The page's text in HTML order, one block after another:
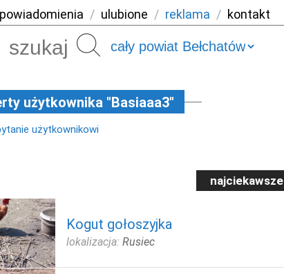
powiadomienia / ulubione / reklama / kontakt
Szukaj
użytkownika "Basiaaa3"
użytkownikowi
najciekawsze
Kogut gołoszyjka
lokalizacja: Rusiec